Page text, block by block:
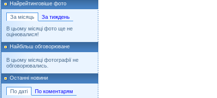
Найрейтинговіше фото
За місяць
За тиждень
В цьому місяці фото ще не
оцінювалися!
Найбільш обговорюване
В цьому місяці фотографії не
обговорювались.
Останні новини
По даті
По коментарям